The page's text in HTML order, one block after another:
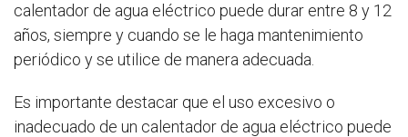
calentador de agua eléctrico puede durar entre 8 y 12
años, siempre y cuando se le haga mantenimiento
periódico y se utilice de manera adecuada.
Es importante destacar que el uso excesivo o
inadecuado de un calentador de agua eléctrico puede